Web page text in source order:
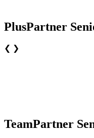
PlusPartner
❮ ❯
TeamPartner